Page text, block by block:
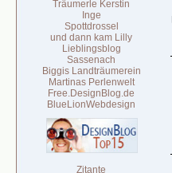
Träumerle Kerstin
Inge
Spottdrossel
und dann kam Lilly
Lieblingsblog
Sassenach
Biggis Landträumerein
Martinas Perlenwelt
Free.DesignBlog.de
BlueLionWebdesign
Zitante